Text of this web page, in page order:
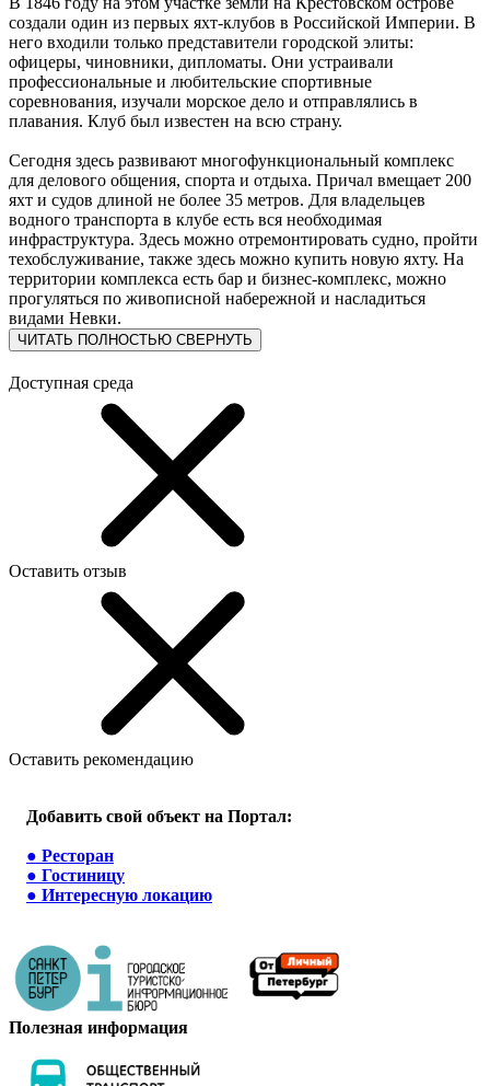
создали один из первых яхт-клубов в Российской Империи. В
него входили только представители городской элиты:
офицеры, чиновники, дипломаты. Они устраивали
профессиональные и любительские спортивные
соревнования, изучали морское дело и отправлялись в
плавания. Клуб был известен на всю страну.
Сегодня здесь развивают многофункциональный комплекс
для делового общения, спорта и отдыха. Причал вмещает 200
яхт и судов длиной не более 35 метров. Для владельцев
водного транспорта в клубе есть вся необходимая
инфраструктура. Здесь можно отремонтировать судно, пройти
техобслуживание, также здесь можно купить новую яхту. На
территории комплекса есть бар и бизнес-комплекс, можно
прогуляться по живописной набережной и насладиться
видами Невки.
ЧИТАТЬ ПОЛНОСТЬЮ СВЕРНУТЬ
Доступная среда
Оставить отзыв
Оставить рекомендацию
Добавить свой объект на Портал:
● Ресторан
● Гостиницу
● Интересную локацию
Полезная информация